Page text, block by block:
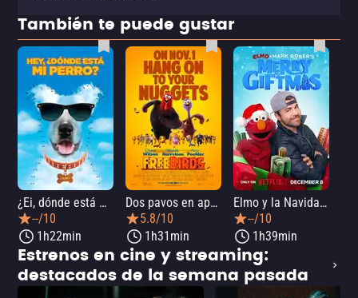
También te puede gustar
¿Ei, dónde está mi perro?
--/10
1h22min
Dos pavos en apuros
5.8/10
1h31min
Elmo y la Navidad mágica de Mark Rober
--/10
1h39min
Estrenos en cine y streaming:
destacados de la semana pasada